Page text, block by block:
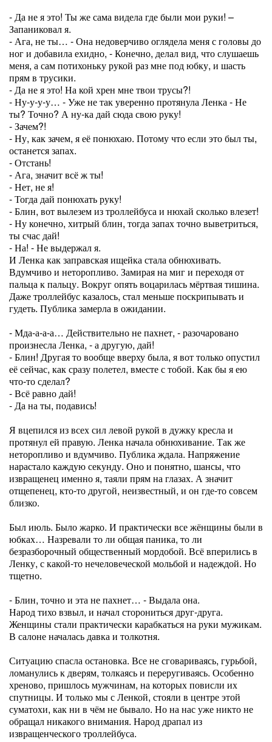
- Да не я это! Ты же сама видела где были мои руки! –
Запаниковал я.
- Ага, не ты… - Она недоверчиво оглядела меня с головы до
ног и добавила ехидно, - Конечно, делал вид, что слушаешь
меня, а сам потихоньку рукой раз мне под юбку, и шасть
прям в трусики.
- Да не я это! На кой хрен мне твои трусы?!
- Ну-у-у-у… - Уже не так уверенно протянула Ленка - Не
ты? Точно? А ну-ка дай сюда свою руку!
- Зачем?!
- Ну, как зачем, я её понюхаю. Потому что если это был ты,
останется запах.
- Отстань!
- Ага, значит всё ж ты!
- Нет, не я!
- Тогда дай понюхать руку!
- Блин, вот вылезем из троллейбуса и нюхай сколько влезет!
- Ну конечно, хитрый блин, тогда запах точно выветриться,
ты счас дай!
- На! - Не выдержал я.
И Ленка как заправская ищейка стала обнюхивать.
Вдумчиво и неторопливо. Замирая на миг и переходя от
пальца к пальцу. Вокруг опять воцарилась мёртвая тишина.
Даже троллейбус казалось, стал меньше поскрипывать и
гудеть. Публика замерла в ожидании.
- Мда-а-а-а… Действительно не пахнет, - разочаровано
произнесла Ленка, - а другую, дай!
- Блин! Другая то вообще вверху была, я вот только опустил
её сейчас, как сразу полетел, вместе с тобой. Как бы я ею
что-то сделал?
- Всё равно дай!
- Да на ты, подавись!
Я вцепился из всех сил левой рукой в дужку кресла и
протянул ей правую. Ленка начала обнюхивание. Так же
неторопливо и вдумчиво. Публика ждала. Напряжение
нарастало каждую секунду. Оно и понятно, шансы, что
извращенец именно я, таяли прям на глазах. А значит
отщепенец, кто-то другой, неизвестный, и он где-то совсем
близко.
Был июль. Было жарко. И практически все жёнщины были в
юбках… Назревали то ли общая паника, то ли
безразборочный общественный мордобой. Всё вперились в
Ленку, с какой-то нечеловеческой мольбой и надеждой. Но
тщетно.
- Блин, точно и эта не пахнет… - Выдала она.
Народ тихо взвыл, и начал сторониться друг-друга.
Женщины стали практически карабкаться на руки мужикам.
В салоне началась давка и толкотня.
Ситуацию спасла остановка. Все не сговариваясь, гурьбой,
ломанулись к дверям, толкаясь и переругиваясь. Особенно
хреново, пришлось мужчинам, на которых повисли их
спутницы. И только мы с Ленкой, стояли в центре этой
суматохи, как ни в чём не бывало. Но на нас уже никто не
обращал никакого внимания. Народ драпал из
извращенческого троллейбуса.